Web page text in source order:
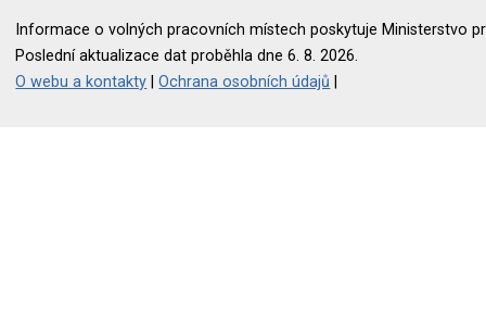
Informace o volných pracovních místech poskytuje Ministerstvo
Poslední aktualizace dat proběhla dne 6. 8. 2026.
O webu a kontakty |Ochrana osobních údajů